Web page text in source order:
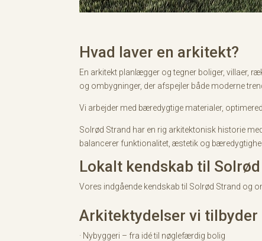
Hvad laver en arkitekt?
En arkitekt planlægger og tegner boliger, villaer,
og ombygninger, der afspejler både moderne
Vi arbejder med bæredygtige materialer,
Solrød Strand har en rig arkitektonisk historie
balancerer funktionalitet, æstetik og
Lokalt kendskab til
Vores indgående kendskab til Solrød Strand og
Arkitektydelser vi tilbyder
· Nybyggeri – fra idé til nøglefærdig bolig